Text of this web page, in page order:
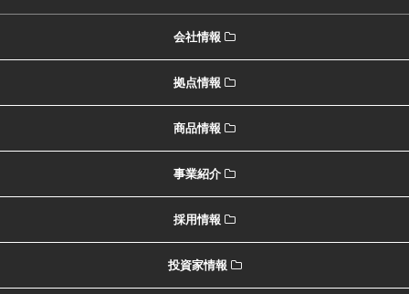
会社情報
拠点情報
商品情報
事業紹介
採用情報
投資家情報